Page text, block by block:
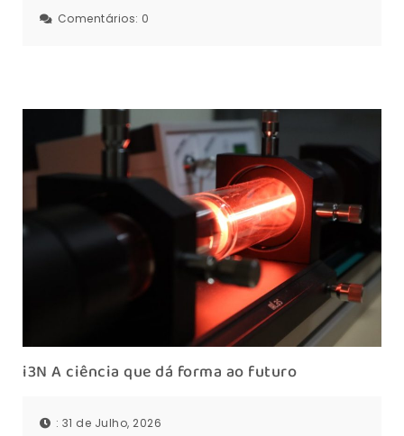
Comentários: 0
i3N A ciência que dá forma ao futuro
: 31 de Julho, 2026